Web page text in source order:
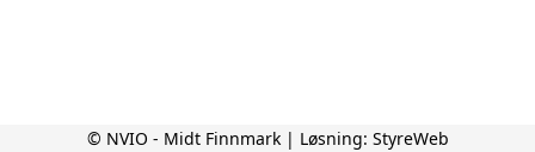
© NVIO - Midt Finnmark | Løsning: StyreWeb